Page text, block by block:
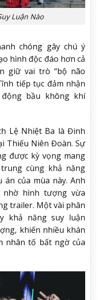
Luận Nào
chóng gây chú ý
hình độc đáo hơn cả
giữ vai trò “bộ não
tiếp tục đảm nhận
bầu không khí
Lệ Nhiệt Ba là Đinh
Thiếu Niên Đoàn. Sự
được kỳ vọng mang
cùng khả năng
của mùa này. Anh
hình tượng vừa
trailer. Một vài phân
khả năng suy luận
khiến nhiều khán
nhân tố bất ngờ của